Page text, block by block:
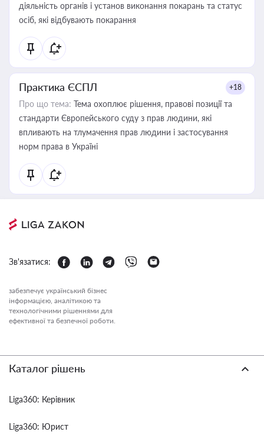
діяльність органів і установ виконання покарань та статус
осіб, які відбувають покарання
Практика ЄСПЛ +18
Про що тема: Тема охоплює рішення, правові позиції та
стандарти Європейського суду з прав людини, які
впливають на тлумачення прав людини і застосування
норм права в Україні
Зв'язатися:
забезпечує український бізнес
інформацією, аналітикою та
технологічними рішеннями для
ефективної та безпечної роботи.
Каталог рішень
Liga360: Керівник
Liga360: Юрист